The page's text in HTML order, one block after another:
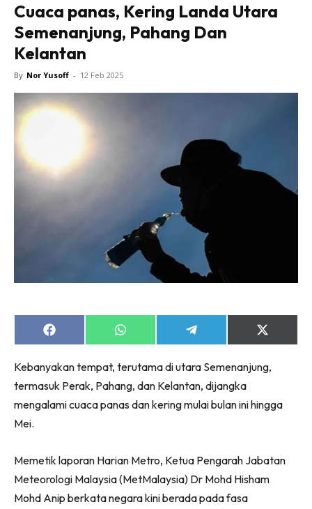
Cuaca panas, Kering Landa Utara
Semenanjung, Pahang Dan
Kelantan
By Nor Yusoff - 12 Feb 2025
Share
on
Share
on
Share
on
Share
on
(Twitter)
Kebanyakan tempat, terutama di utara Semenanjung,
termasuk Perak, Pahang, dan Kelantan, dijangka
mengalami cuaca panas dan kering mulai bulan ini hingga
Mei.
Memetik laporan Harian Metro, Ketua Pengarah Jabatan
Meteorologi Malaysia (MetMalaysia) Dr Mohd Hisham
Mohd Anip berkata negara kini berada pada fasa